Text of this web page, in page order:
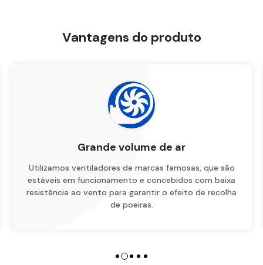
Vantagens do produto
Fácil de manter
O conceito de design é orientado para as pessoas,
com uma estrutura optimizada, tornando a limpeza e a
manutenção diárias seguras, convenientes e rápidas.